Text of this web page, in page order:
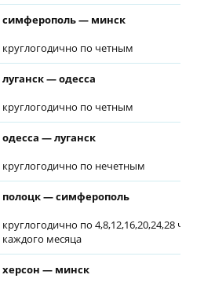
симферополь — минск
круглогодично по четным
луганск — одесса
круглогодично по четным
одесса — луганск
круглогодично по нечетным
полоцк — симферополь
круглогодично по 4,8,12,16,20,24,28
каждого месяца
херсон — минск